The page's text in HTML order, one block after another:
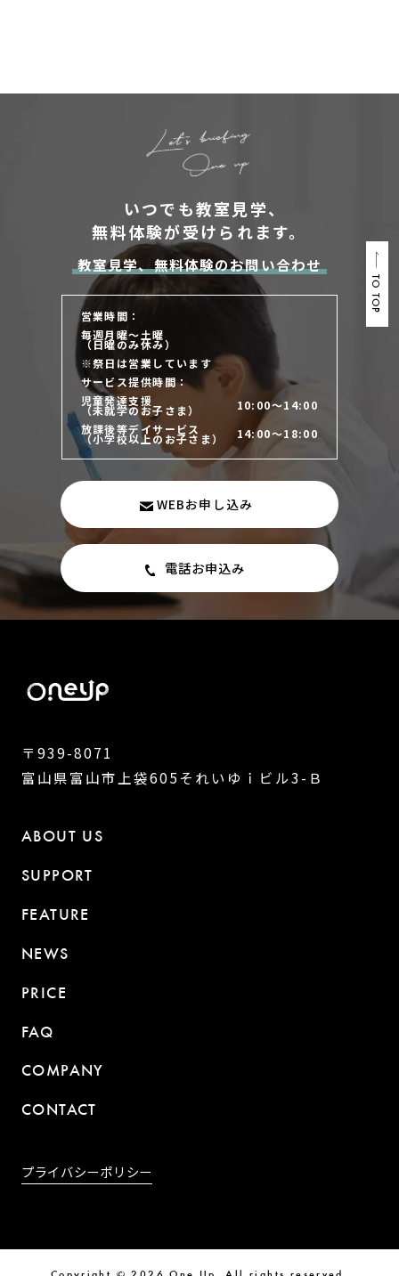
TO TOP
いつでも教室見学、
無料体験が受けられます。
教室見学、無料体験のお問い合わせ
営業時間：
毎週月曜～土曜
（日曜のみ休み）
※祭日は営業しています
サービス提供時間：
児童発達支援
（未就学のお子さま）
10:00～14:00
放課後等デイサービス
（小学校以上のお子さま） 14:00～18:00
WEBお申し込み
電話お申込み
〒939-8071
富山県富山市上袋605それいゆｉビル3-Ｂ
ABOUT US
SUPPORT
FEATURE
NEWS
PRICE
FAQ
COMPANY
CONTACT
プライバシーポリシー